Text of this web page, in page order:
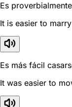
Es
It is easier to
Es más fácil
It was easier to